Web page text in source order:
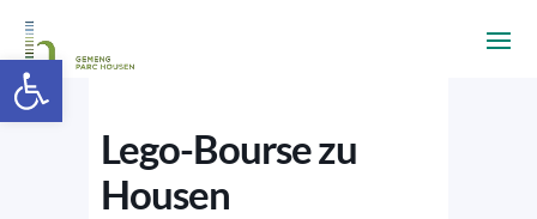
Lego-Bourse zu
Housen
Ouvrir la barre d’outils